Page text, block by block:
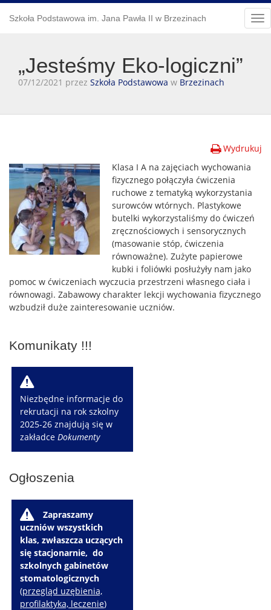
Szkoła Podstawowa im. Jana Pawła II w Brzezinach
„Jesteśmy Eko-logiczni”
07/12/2021 przez Szkoła Podstawowa w Brzezinach
Wydrukuj
Klasa I A na zajęciach wychowania
fizycznego połączyła ćwiczenia
ruchowe z tematyką wykorzystania
surowców wtórnych. Plastykowe
butelki wykorzystaliśmy do ćwiczeń
zręcznościowych i sensorycznych
(masowanie stóp, ćwiczenia
równoważne). Zużyte papierowe
kubki i foliówki posłużyły nam jako
pomoc w ćwiczeniach wyczucia przestrzeni własnego ciała i
równowagi. Zabawowy charakter lekcji wychowania fizycznego
wzbudził duże zainteresowanie uczniów.
Komunikaty !!!
W
Niezbędne informacje do
rekrutacji na rok szkolny
2025-26 znajdują się w
zakładceDokumenty
Ogłoszenia
W
Zapraszamy
uczniów wszystkich
klas, zwłaszcza uczących
się stacjonarnie, do
szkolnych gabinetów
stomatologicznych
(przegląd uzębienia,
profilaktyka, leczenie)